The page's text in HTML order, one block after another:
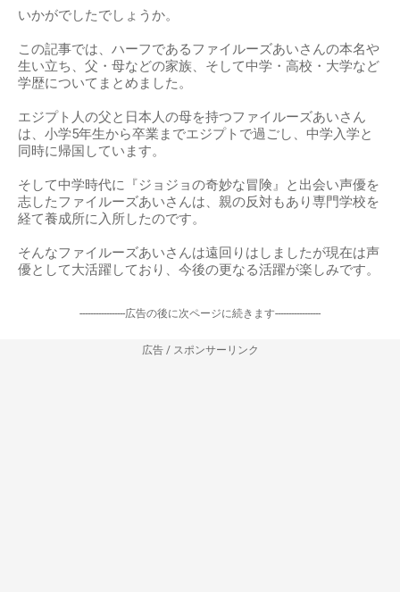
いかがでしたでしょうか。
この記事では、ハーフであるファイルーズあいさんの本名や
生い立ち、父・母などの家族、そして中学・高校・大学など
学歴についてまとめました。
エジプト人の父と日本人の母を持つファイルーズあいさん
は、小学5年生から卒業までエジプトで過ごし、中学入学と
同時に帰国しています。
そして中学時代に『ジョジョの奇妙な冒険』と出会い声優を
志したファイルーズあいさんは、親の反対もあり専門学校を
経て養成所に入所したのです。
そんなファイルーズあいさんは遠回りはしましたが現在は声
優として大活躍しており、今後の更なる活躍が楽しみです。
-----------------広告の後に次ページに続きます-----------------
広告 / スポンサーリンク